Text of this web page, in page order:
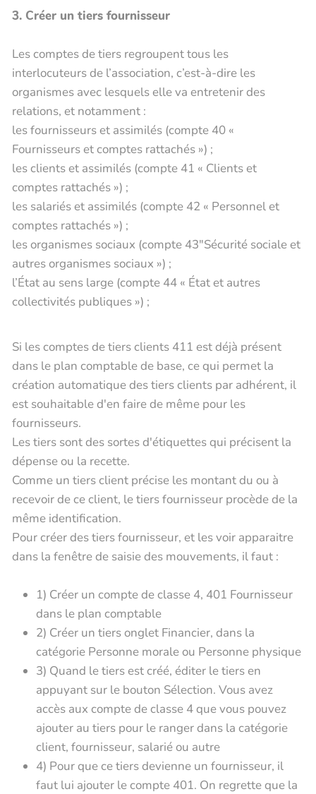
3. Créer un tiers fournisseur
Les comptes de tiers regroupent tous les
interlocuteurs de l’association, c’est-à-dire les
organismes avec lesquels elle va entretenir des
relations, et notamment :
les fournisseurs et assimilés (compte 40 «
Fournisseurs et comptes rattachés ») ;
les clients et assimilés (compte 41 « Clients et
comptes rattachés ») ;
les salariés et assimilés (compte 42 « Personnel et
comptes rattachés ») ;
les organismes sociaux (compte 43″Sécurité sociale et
autres organismes sociaux ») ;
l’État au sens large (compte 44 « État et autres
collectivités publiques ») ;
Si les comptes de tiers clients 411 est déjà présent
dans le plan comptable de base, ce qui permet la
création automatique des tiers clients par adhérent, il
est souhaitable d'en faire de même pour les
fournisseurs.
Les tiers sont des sortes d'étiquettes qui précisent la
dépense ou la recette.
Comme un tiers client précise les montant du ou à
recevoir de ce client, le tiers fournisseur procède de la
même identification.
Pour créer des tiers fournisseur, et les voir apparaitre
dans la fenêtre de saisie des mouvements, il faut :
1) Créer un compte de classe 4, 401 Fournisseur
dans le plan comptable
2) Créer un tiers onglet Financier, dans la
catégorie Personne morale ou Personne physique
3) Quand le tiers est créé, éditer le tiers en
appuyant sur le bouton Sélection. Vous avez
accès aux compte de classe 4 que vous pouvez
ajouter au tiers pour le ranger dans la catégorie
client, fournisseur, salarié ou autre
4) Pour que ce tiers devienne un fournisseur, il
faut lui ajouter le compte 401. On regrette que la